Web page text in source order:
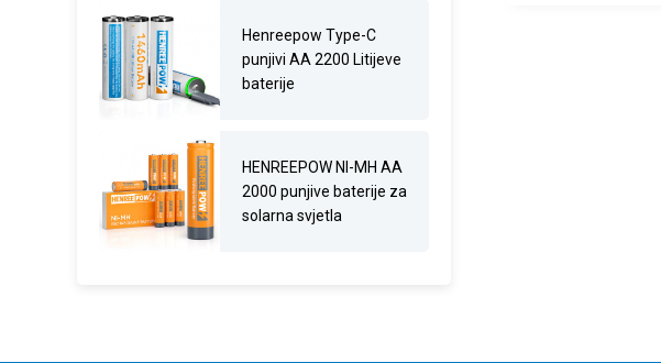
Henreepow Type-C
punjivi AA 2200 Litijeve
baterije
HENREEPOW NI-MH AA
2000 punjive baterije za
solarna svjetla